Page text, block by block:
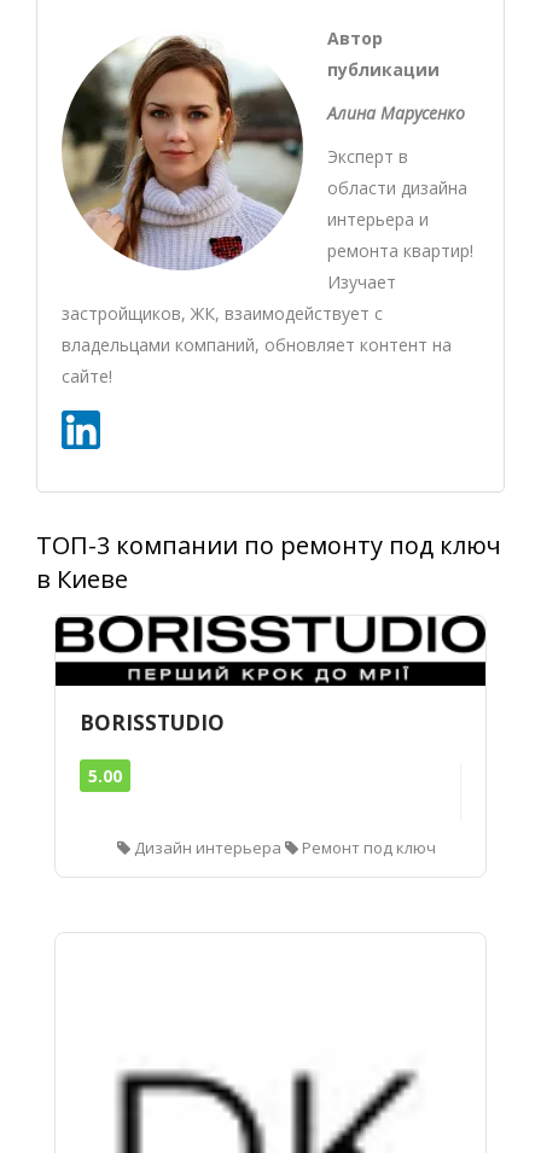
Автор
публикации
Алина Марусенко
Эксперт в
области дизайна
интерьера и
ремонта квартир!
Изучает
застройщиков, ЖК, взаимодействует с
владельцами компаний, обновляет контент на
сайте!
ТОП-3 компании по ремонту под ключ
в Киеве
BORISSTUDIO
5.00
Дизайн интерьера Ремонт под ключ